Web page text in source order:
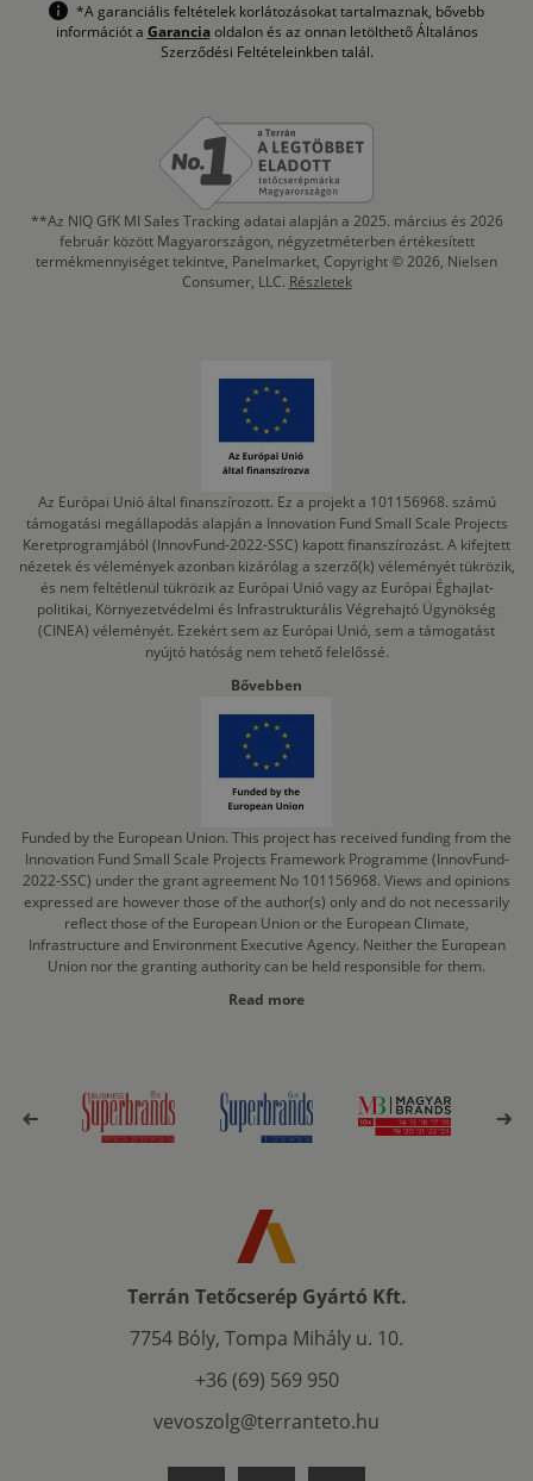
*A garanciális feltételek korlátozásokat tartalmaznak, bővebb
információt a Garanciaoldalon és az onnan letölthető Általános
Szerződési Feltételeinkben talál.
**Az NIQ GfK MI Sales Tracking adatai alapján a 2025. március és 2026
február között Magyarországon, négyzetméterben értékesített
termékmennyiséget tekintve, Panelmarket, Copyright © 2026, Nielsen
Consumer, LLC. Részletek
Az Európai Unió által finanszírozott. Ez a projekt a 101156968. számú
támogatási megállapodás alapján a Innovation Fund Small Scale Projects
Keretprogramjából (InnovFund-2022-SSC) kapott finanszírozást. A kifejtett
nézetek és vélemények azonban kizárólag a szerző(k) véleményét tükrözik,
és nem feltétlenül tükrözik az Európai Unió vagy az Európai Éghajlat-
politikai, Környezetvédelmi és Infrastrukturális Végrehajtó Ügynökség
(CINEA) véleményét. Ezekért sem az Európai Unió, sem a támogatást
nyújtó hatóság nem tehető felelőssé.
Bővebben
Funded by the European Union. This project has received funding from the
Innovation Fund Small Scale Projects Framework Programme (InnovFund-
2022-SSC) under the grant agreement No 101156968. Views and opinions
expressed are however those of the author(s) only and do not necessarily
reflect those of the European Union or the European Climate,
Infrastructure and Environment Executive Agency. Neither the European
Union nor the granting authority can be held responsible for them.
Read more
Terrán Tetőcserép Gyártó Kft.
7754 Bóly, Tompa Mihály u. 10.
+36 (69) 569 950
vevoszolg@terranteto.hu